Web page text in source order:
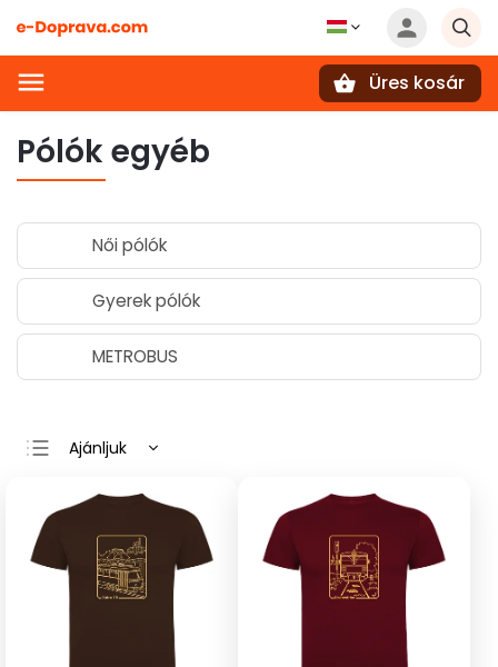
Üres kosár
Pólók egyéb
Női pólók
Gyerek pólók
METROBUS
Ajánljuk
Legnépszerűbb
termékek
ABC szerint